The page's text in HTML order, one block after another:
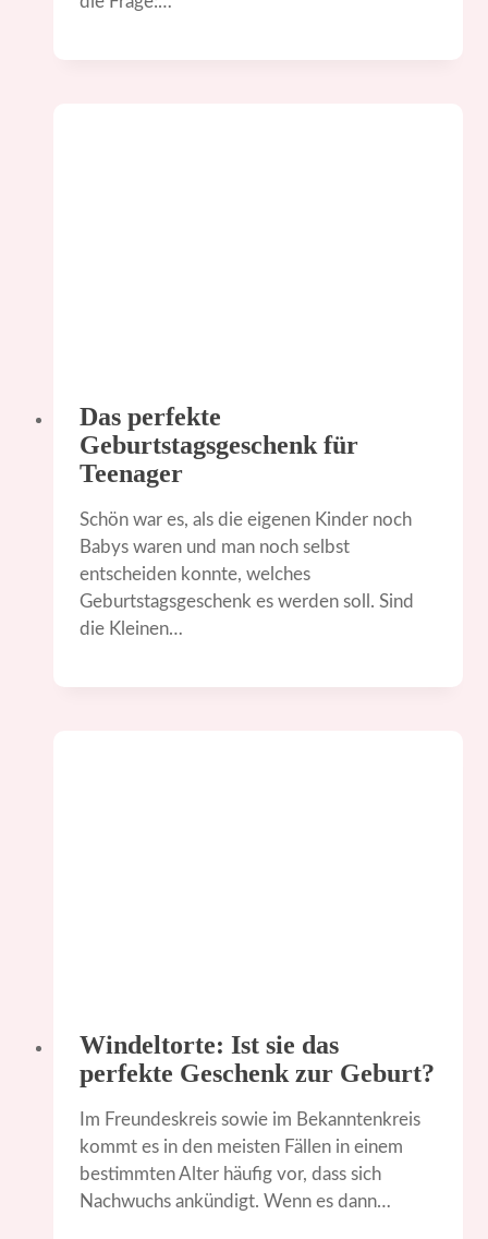
Das perfekte
Geburtstagsgeschenk für
Teenager
Schön war es, als die eigenen Kinder noch
Babys waren und man noch selbst
entscheiden konnte, welches
Geburtstagsgeschenk es werden soll. Sind
die Kleinen…
Windeltorte: Ist sie das
perfekte Geschenk zur Geburt?
Im Freundeskreis sowie im Bekanntenkreis
kommt es in den meisten Fällen in einem
bestimmten Alter häufig vor, dass sich
Nachwuchs ankündigt. Wenn es dann…